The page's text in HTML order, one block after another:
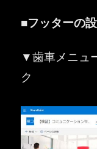
■フッターの
▼歯車メニュ
ク